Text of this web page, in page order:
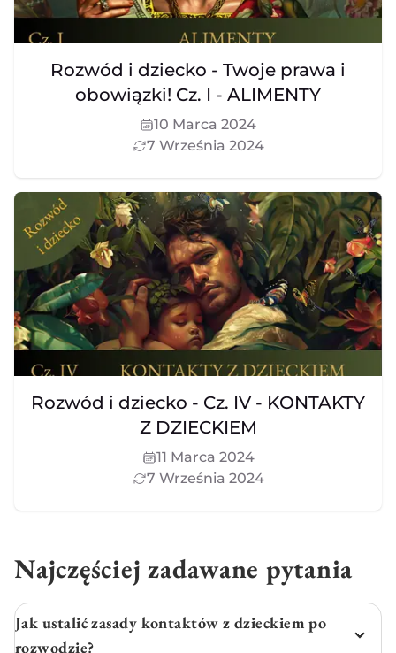
Rozwód i dziecko - Twoje prawa i
obowiązki! Cz. I - ALIMENTY
10 Marca 2024
7 Września 2024
Rozwód i dziecko - Cz. IV - KONTAKTY
Z DZIECKIEM
11 Marca 2024
7 Września 2024
Najczęściej zadawane pytania
Jak ustalić zasady kontaktów z dzieckiem po
rozwodzie?